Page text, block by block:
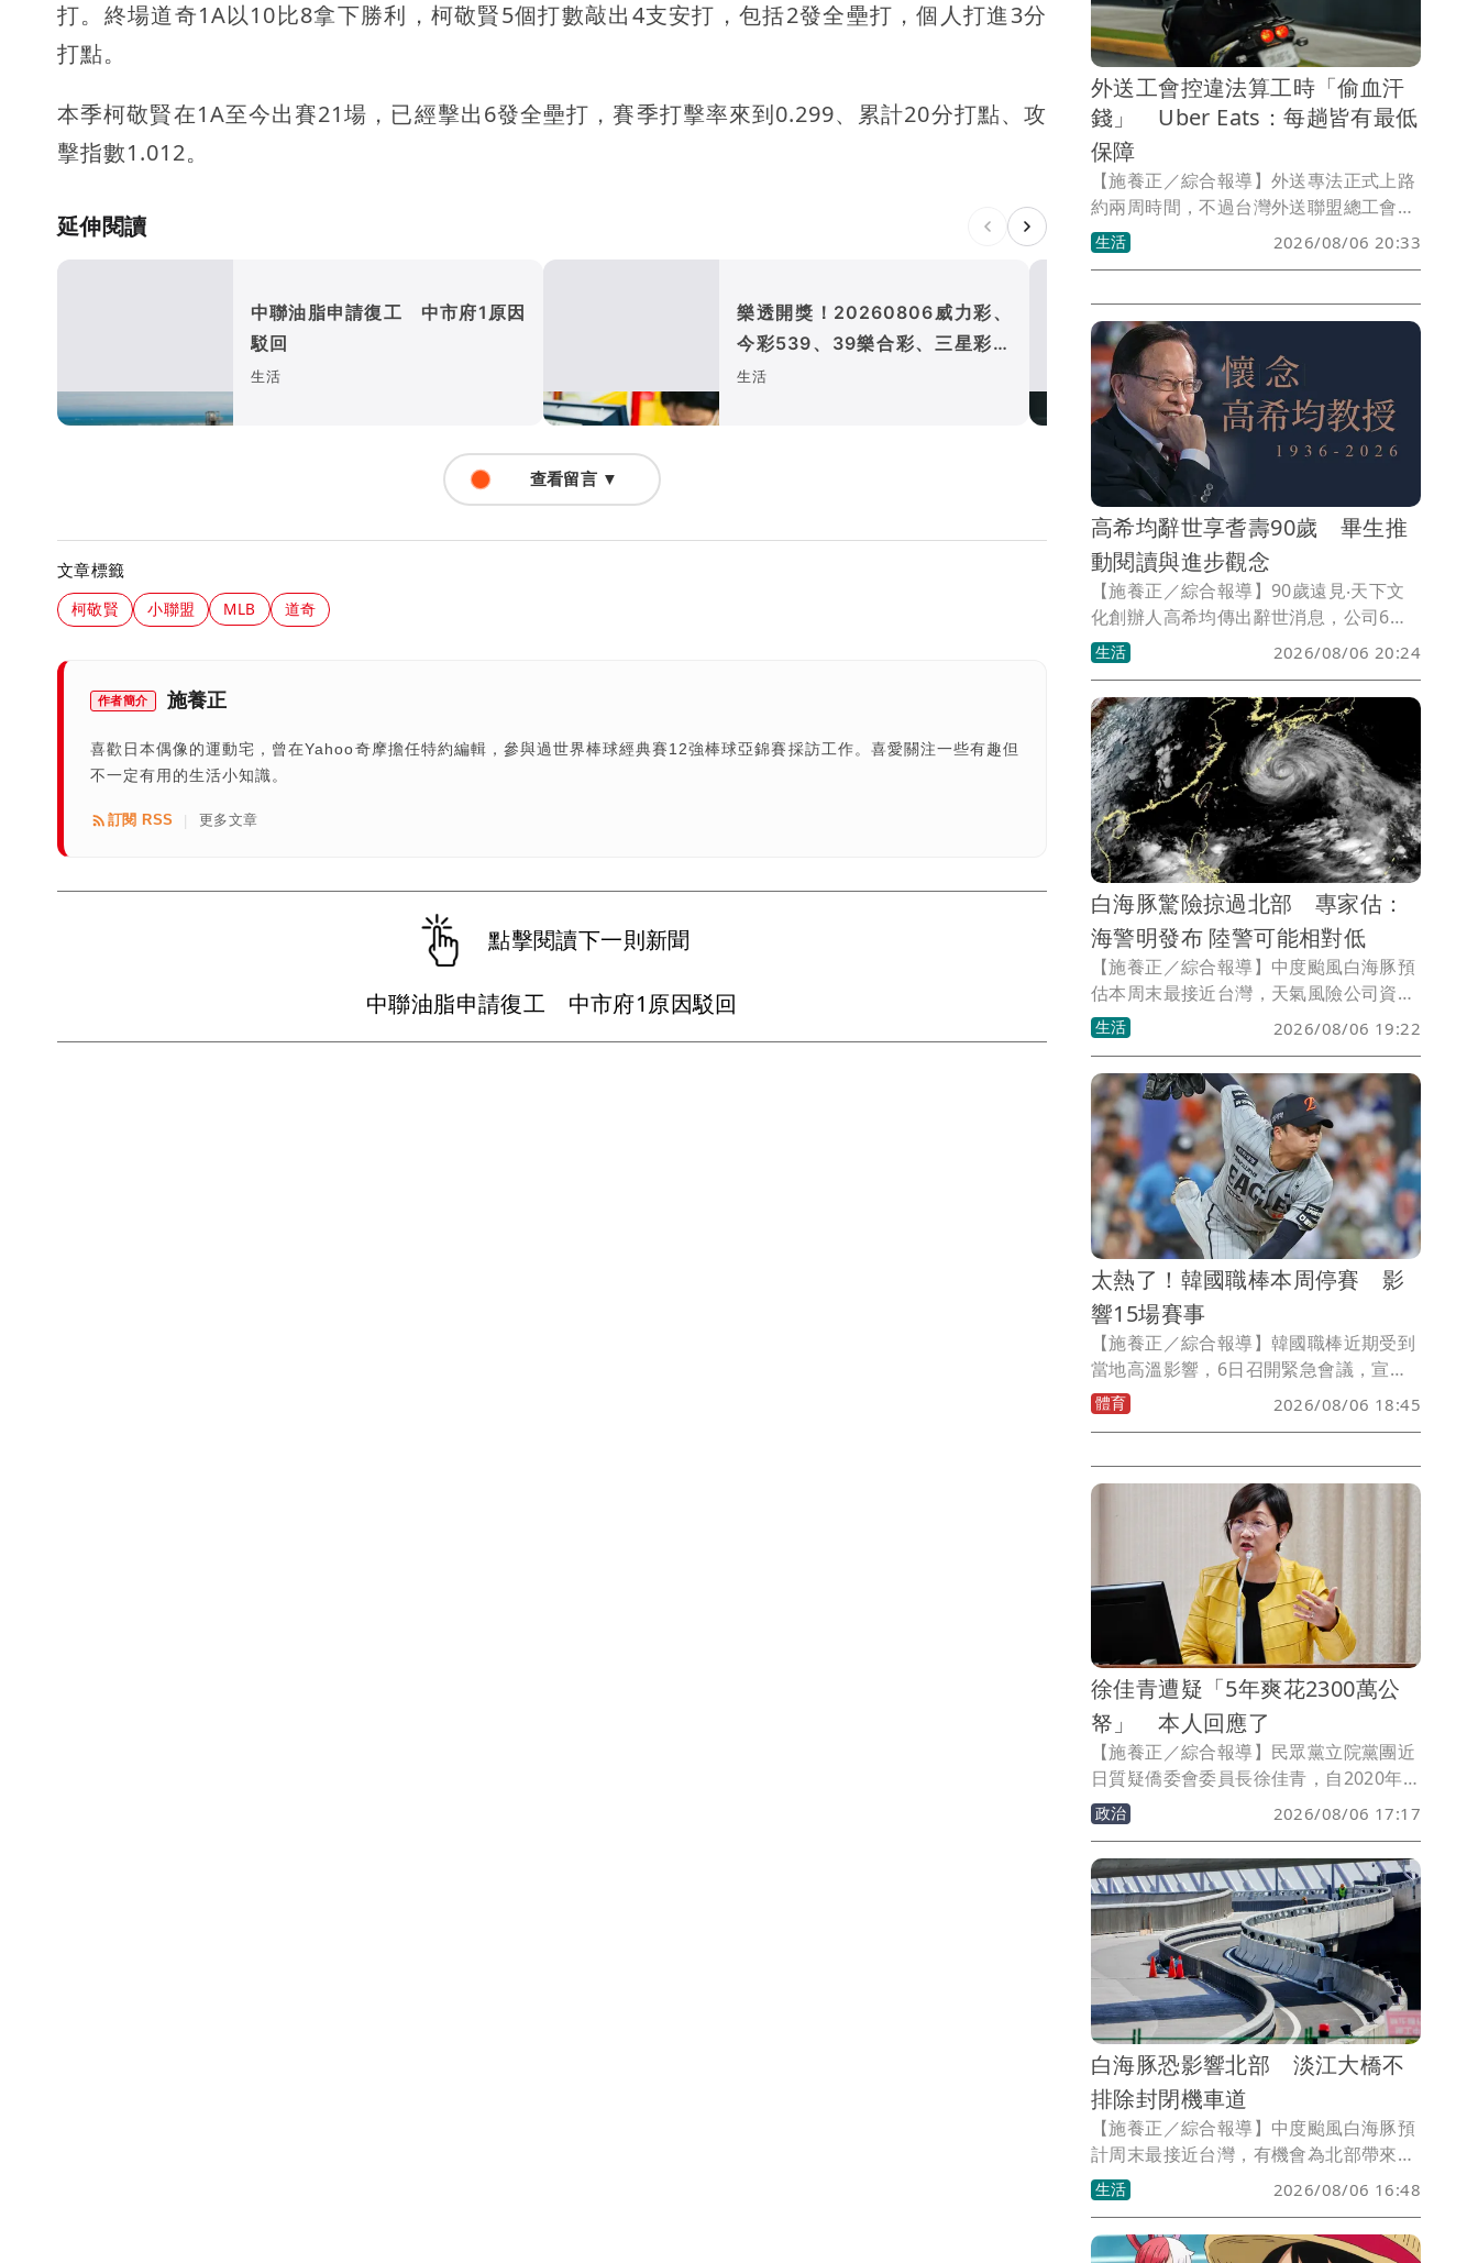
打。終場道奇1A以10比8拿下勝利，柯敬賢5個打數敲出4支安打，包括2發全壘打，個人打進3分
打點。
本季柯敬賢在1A至今出賽21場，已經擊出6發全壘打，賽季打擊率來到0.299、累計20分打點、攻
擊指數1.012。
延伸閱讀
中聯油脂申請復工 中市府1原因
駁回
生活
樂透開獎！20260806威力彩、
今彩539、39樂合彩、三星彩、
四星彩獎號出爐
生活
低保障
生活
查看留言 ▼
文章標籤
柯敬賢 小聯盟 MLB 道奇
作者簡介 施養正
喜歡日本偶像的運動宅，曾在Yahoo奇摩擔任特約編輯，參與過世界棒球經典賽12強棒球亞錦賽採訪工作。喜愛關注一些有趣但
不一定有用的生活小知識。
訂閱 RSS | 更多文章
點擊閱讀下一則新聞
中聯油脂申請復工 中市府1原因駁回
外送工會控違法算工時「偷血汗
錢」 Uber Eats：每趟皆有最低
保障
【施養正／綜合報導】外送專法正式上路
約兩周時間，不過台灣外送聯盟總工會籌
備處6日控訴，Uber使用障眼法偷工時、
再假裝依法補差額，是公然違法。但平台
細查看所有行程的報酬，平台將持續向主
管機關說明實際運作方式，依據後續指引
檢視及調整。
生活 2026/08/06 20:33
高希均辭世享耆壽90歲 畢生推
動閱讀與進步觀念
【施養正／綜合報導】90歲遠見‧天下文
化創辦人高希均傳出辭世消息，公司6日
證實，表示高希均是「書生報國的典範，
君子領導的楷模」。他的離去是華人知識
界與出版界的重大損失，但他留下的卓越
思想與殷切期許，永遠照亮並指引我們前
行。
生活 2026/08/06 20:24
白海豚驚險掠過北部 專家估：
海警明發布 陸警可能相對低
【施養正／綜合報導】中度颱風白海豚預
估本周末最接近台灣，天氣風險公司資深
顧問吳聖宇6日表示，海上颱風警報應該
是7日就會發布，陸上警報只能說不排
除，但由於模式預報資料，大多顯示颱風
靠近過程有繼續減弱、風圈縮減的機會，
因此陸警的可能性相對還是低一些。
生活 2026/08/06 19:22
太熱了！韓國職棒本周停賽 影
響15場賽事
【施養正／綜合報導】韓國職棒近期受到
當地高溫影響，6日召開緊急會議，宣布7
日至9日的15場比賽全部取消；且11日開
始的比賽，也改至當地時間晚間7時開
比賽的決定，內部意見結果為8比2。
體育 2026/08/06 18:45
徐佳青遭疑「5年爽花2300萬公
帑」 本人回應了
【施養正／綜合報導】民眾黨立院黨團近
日質疑僑委會委員長徐佳青，自2020年接
任副委員長後，不到5年已花費公帑2383
萬元在國外，個人就佔編列預算三成。徐
佳青則對此回應，出國差旅的休假皆未請
領日支費，至於相關費用，可以回顧去年
國民黨立委徐巧芯的質詢。
政治 2026/08/06 17:17
白海豚恐影響北部 淡江大橋不
排除封閉機車道
【施養正／綜合報導】中度颱風白海豚預
計周末最接近台灣，有機會為北部帶來強
風。交通部公路局公告表示，新北市淡江
大橋不排除自8月8日起，針對機車道、人
行/自行車道，實施預警性封閉管制或改
生活 2026/08/06 16:48